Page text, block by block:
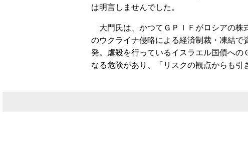
は明言しませんでした。
大門氏は、かつてＧＰＩＦがロシアの株
のウクライナ侵略による経済制裁・凍結
発。虐殺を行っているイスラエル国債へ
なる危険があり、「リスクの観点からも引